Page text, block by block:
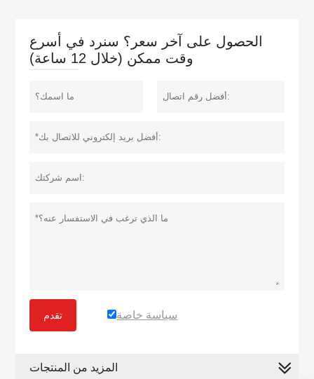
الحصول على آخر سعر؟ سنرد في أسرع
وقت ممكن (خلال 12 ساعة)
تقدم سياسة خاصة
المزيد من المنتجات